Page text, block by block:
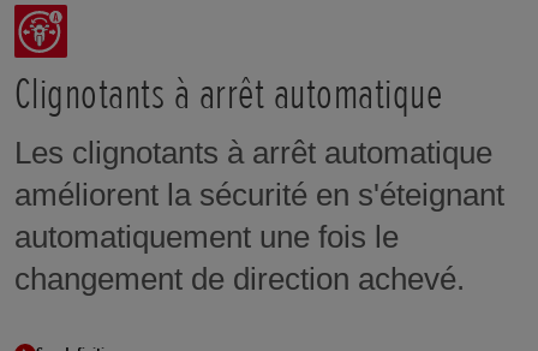
Clignotants à arrêt automatique
Les clignotants à arrêt automatique
améliorent la sécurité en s'éteignant
automatiquement une fois le
changement de direction achevé.